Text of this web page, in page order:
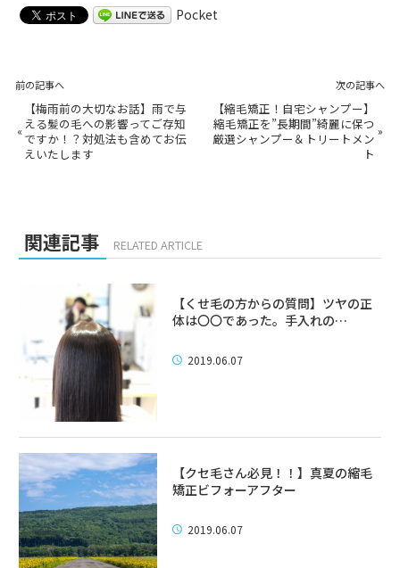
Pocket
前の記事へ
«
【梅雨前の大切なお話】雨で与
える髪の毛への影響ってご存知
ですか！？対処法も含めてお伝
えいたします
次の記事へ
【縮毛矯正！自宅シャンプー】
縮毛矯正を”長期間”綺麗に保つ
厳選シャンプー＆トリートメン
ト
»
関連記事 RELATED ARTICLE
【くせ毛の方からの質問】ツヤの正
体は〇〇であった。手入れの…
2019.06.07
【クセ毛さん必見！！】真夏の縮毛
矯正ビフォーアフター
2019.06.07